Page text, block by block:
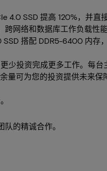
4.0 SSD 提高 120%，并直
网络和数据库工作负载性
SSD 搭配 DDR5-6400 内存
少投资完成更多工作。每台
量可为您的投资提供未来保
的精诚合作。